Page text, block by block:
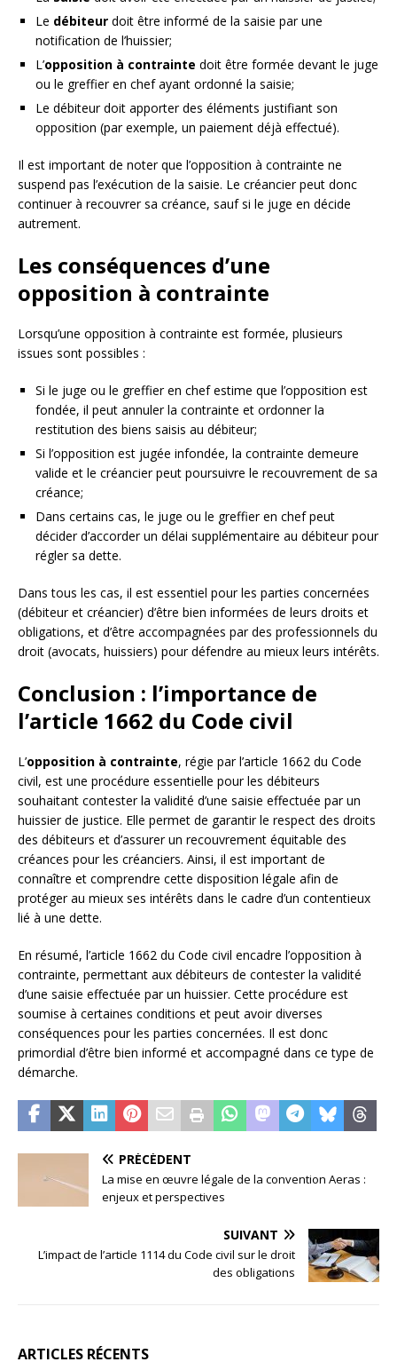
Le débiteur doit être informé de la saisie par une
notification de l’huissier;
L’opposition à contrainte doit être formée devant le juge
ou le greffier en chef ayant ordonné la saisie;
Le débiteur doit apporter des éléments justifiant son
opposition (par exemple, un paiement déjà effectué).
Il est important de noter que l’opposition à contrainte ne
suspend pas l’exécution de la saisie. Le créancier peut donc
continuer à recouvrer sa créance, sauf si le juge en décide
autrement.
Les conséquences d’une
opposition à contrainte
Lorsqu’une opposition à contrainte est formée, plusieurs
issues sont possibles :
Si le juge ou le greffier en chef estime que l’opposition est
fondée, il peut annuler la contrainte et ordonner la
restitution des biens saisis au débiteur;
Si l’opposition est jugée infondée, la contrainte demeure
valide et le créancier peut poursuivre le recouvrement de sa
créance;
Dans certains cas, le juge ou le greffier en chef peut
décider d’accorder un délai supplémentaire au débiteur pour
régler sa dette.
Dans tous les cas, il est essentiel pour les parties concernées
(débiteur et créancier) d’être bien informées de leurs droits et
obligations, et d’être accompagnées par des professionnels du
droit (avocats, huissiers) pour défendre au mieux leurs intérêts.
Conclusion : l’importance de
l’article 1662 du Code civil
L’opposition à contrainte, régie par l’article 1662 du Code
civil, est une procédure essentielle pour les débiteurs
souhaitant contester la validité d’une saisie effectuée par un
huissier de justice. Elle permet de garantir le respect des droits
des débiteurs et d’assurer un recouvrement équitable des
créances pour les créanciers. Ainsi, il est important de
connaître et comprendre cette disposition légale afin de
protéger au mieux ses intérêts dans le cadre d’un contentieux
lié à une dette.
En résumé, l’article 1662 du Code civil encadre l’opposition à
contrainte, permettant aux débiteurs de contester la validité
d’une saisie effectuée par un huissier. Cette procédure est
soumise à certaines conditions et peut avoir diverses
conséquences pour les parties concernées. Il est donc
primordial d’être bien informé et accompagné dans ce type de
démarche.
PRÉCÉDENT
La mise en œuvre légale de la convention Aeras :
enjeux et perspectives
SUIVANT
L’impact de l’article 1114 du Code civil sur le droit
des obligations
ARTICLES RÉCENTS